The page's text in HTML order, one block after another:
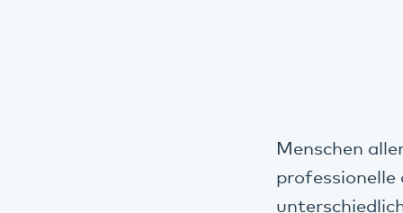
Menschen
professionelle